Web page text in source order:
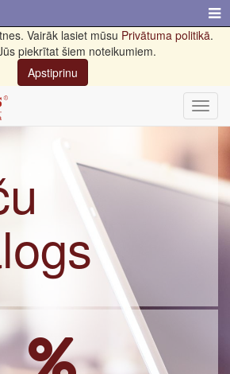
Vairāk lasiet mūsu Privātuma politikā.
piekrītat šiem noteikumiem.
Apstiprinu